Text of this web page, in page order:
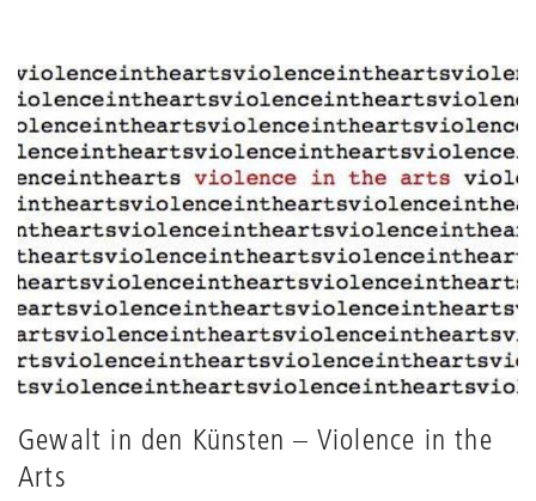
Gewalt in den Künsten – Violence in the
Arts